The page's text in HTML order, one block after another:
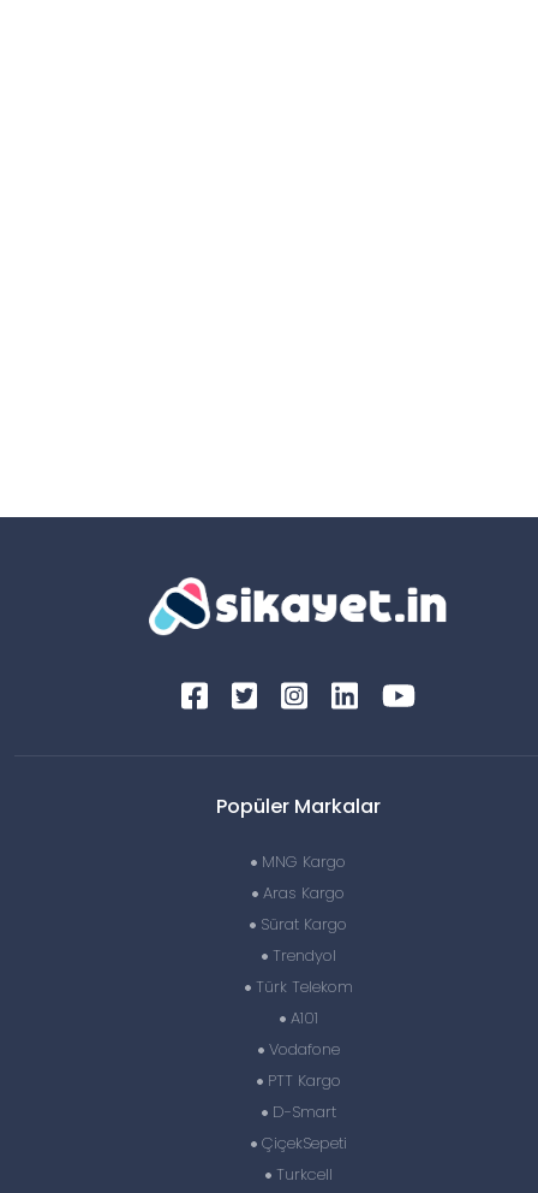
Popüler Markalar
MNG Kargo
Aras Kargo
Sürat Kargo
Trendyol
Türk Telekom
A101
Vodafone
PTT Kargo
D-Smart
ÇiçekSepeti
Turkcell